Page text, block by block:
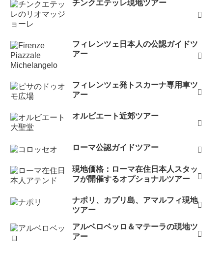
チンクエテッレ現地ツアー
フィレンツェ日本人の公認ガイドツ
アー
フィレンツェ発トスカーナ専用車ツ
アー
オルビエート近郊ツアー
ローマ公認ガイドツアー
現地価格：ローマ在住日本人スタッ
フが開催するオプショナルツアー
ナポリ、カプリ島、アマルフィ現地
ツアー
アルベロベッロ＆マテーラの現地ツ
アー